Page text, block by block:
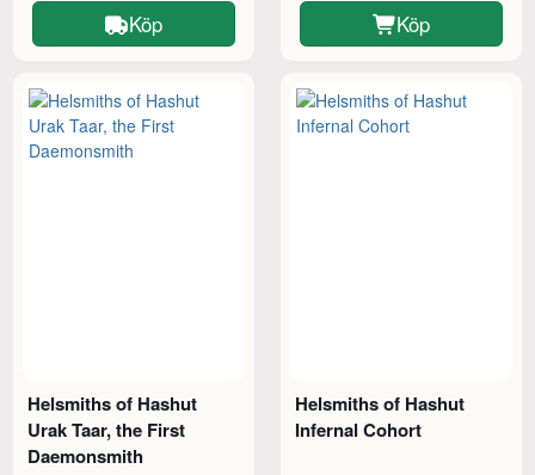
Köp Köp
Helsmiths of Hashut
Urak Taar, the First
Daemonsmith
Helsmiths of Hashut
Infernal Cohort